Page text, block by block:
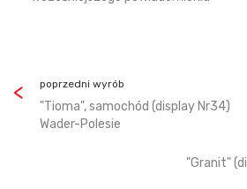
poprzedni wyrób
"Tioma", samochód (display Nr34)
Wader-Polesie
"Granit"